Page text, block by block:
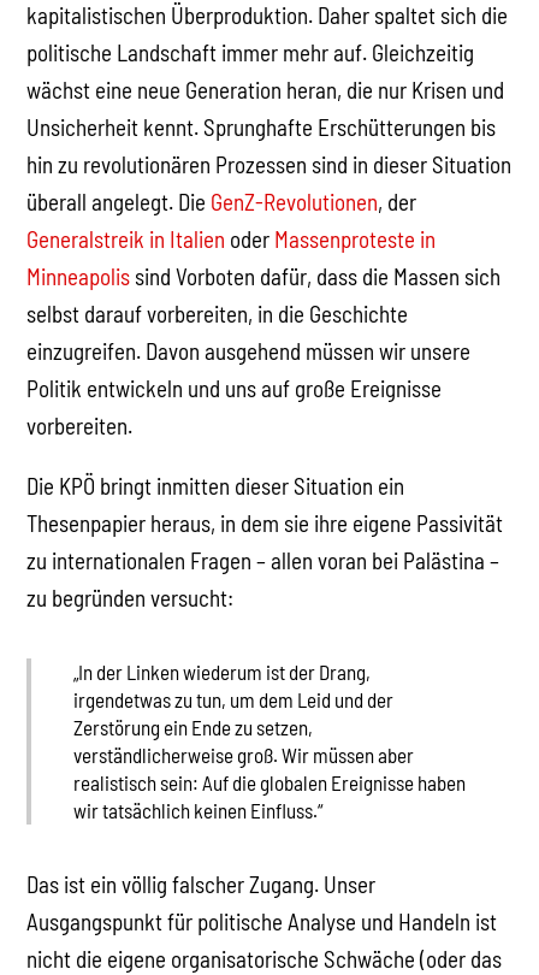
kapitalistischen Überproduktion. Daher spaltet sich die
politische Landschaft immer mehr auf. Gleichzeitig
wächst eine neue Generation heran, die nur Krisen und
Unsicherheit kennt. Sprunghafte Erschütterungen bis
hin zu revolutionären Prozessen sind in dieser Situation
überall angelegt. Die GenZ-Revolutionen, der
Generalstreik in Italien oder Massenproteste in
Minneapolis sind Vorboten dafür, dass die Massen sich
selbst darauf vorbereiten, in die Geschichte
einzugreifen. Davon ausgehend müssen wir unsere
Politik entwickeln und uns auf große Ereignisse
vorbereiten.
Die KPÖ bringt inmitten dieser Situation ein
Thesenpapier heraus, in dem sie ihre eigene Passivität
zu internationalen Fragen – allen voran bei Palästina –
zu begründen versucht:
„In der Linken wiederum ist der Drang,
irgendetwas zu tun, um dem Leid und der
Zerstörung ein Ende zu setzen,
verständlicherweise groß. Wir müssen aber
realistisch sein: Auf die globalen Ereignisse haben
wir tatsächlich keinen Einfluss.“
Das ist ein völlig falscher Zugang. Unser
Ausgangspunkt für politische Analyse und Handeln ist
nicht die eigene organisatorische Schwäche (oder das